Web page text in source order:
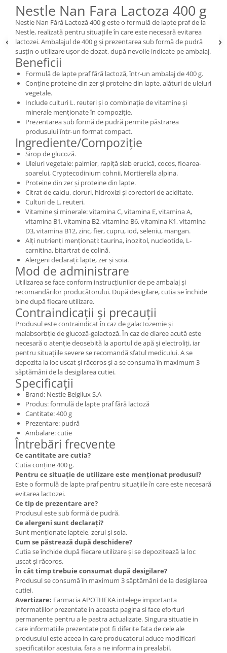
Nestle Nan Fara Lactoza 400 g
Nestle Nan Fără Lactoză 400 g este o formulă de lapte praf de la
Nestle, realizată pentru situațiile în care este necesară evitarea
lactozei. Ambalajul de 400 g și prezentarea sub formă de pudră
susțin o utilizare ușor de dozat, după nevoile indicate pe ambalaj.
Beneficii
Formulă de lapte praf fără lactoză, într-un ambalaj de 400 g.
Conține proteine din zer și proteine din lapte, alături de uleiuri
vegetale.
Include culturi L. reuteri și o combinație de vitamine și
minerale menționate în compoziție.
Prezentarea sub formă de pudră permite păstrarea
produsului într-un format compact.
Ingrediente/Compoziție
Sirop de glucoză.
Uleiuri vegetale: palmier, rapiță slab erucică, cocos, floarea-
soarelui, Cryptecodinium cohnii, Mortierella alpina.
Proteine din zer și proteine din lapte.
Citrat de calciu, cloruri, hidroxizi și corectori de aciditate.
Culturi de L. reuteri.
Vitamine și minerale: vitamina C, vitamina E, vitamina A,
vitamina B1, vitamina B2, vitamina B6, vitamina K1, vitamina
D3, vitamina B12, zinc, fier, cupru, iod, seleniu, mangan.
Alți nutrienți menționați: taurina, inozitol, nucleotide, L-
carnitina, bitartrat de colină.
Alergeni declarați: lapte, zer și soia.
Mod de administrare
Utilizarea se face conform instrucțiunilor de pe ambalaj și
recomandărilor producătorului. După desigilare, cutia se închide
bine după fiecare utilizare.
Contraindicații și precauții
Produsul este contraindicat în caz de galactozemie și
malabsorbție de glucoză-galactoză. În caz de diaree acută este
necesară o atenție deosebită la aportul de apă și electroliți, iar
pentru situațiile severe se recomandă sfatul medicului. A se
depozita la loc uscat și răcoros și a se consuma în maximum 3
săptămâni de la desigilarea cutiei.
Specificații
Brand: Nestle Belgilux S.A
Produs: formulă de lapte praf fără lactoză
Cantitate: 400 g
Prezentare: pudră
Ambalare: cutie
Întrebări frecvente
Ce cantitate are cutia?
Cutia conține 400 g.
Pentru ce situație de utilizare este menționat produsul?
Este o formulă de lapte praf pentru situațiile în care este necesară
evitarea lactozei.
Ce tip de prezentare are?
Produsul este sub formă de pudră.
Ce alergeni sunt declarați?
Sunt menționate laptele, zerul și soia.
Cum se păstrează după deschidere?
Cutia se închide după fiecare utilizare și se depozitează la loc
uscat și răcoros.
În cât timp trebuie consumat după desigilare?
Produsul se consumă în maximum 3 săptămâni de la desigilarea
cutiei.
Avertizare: Farmacia APOTHEKA intelege importanta
informatiilor prezentate in aceasta pagina si face eforturi
permanente pentru a le pastra actualizate. Singura situatie in
care informatiile prezentate pot fi diferite fata de cele ale
produsului este aceea in care producatorul aduce modificari
specificatiilor acestuia, fara a ne informa in prealabil.